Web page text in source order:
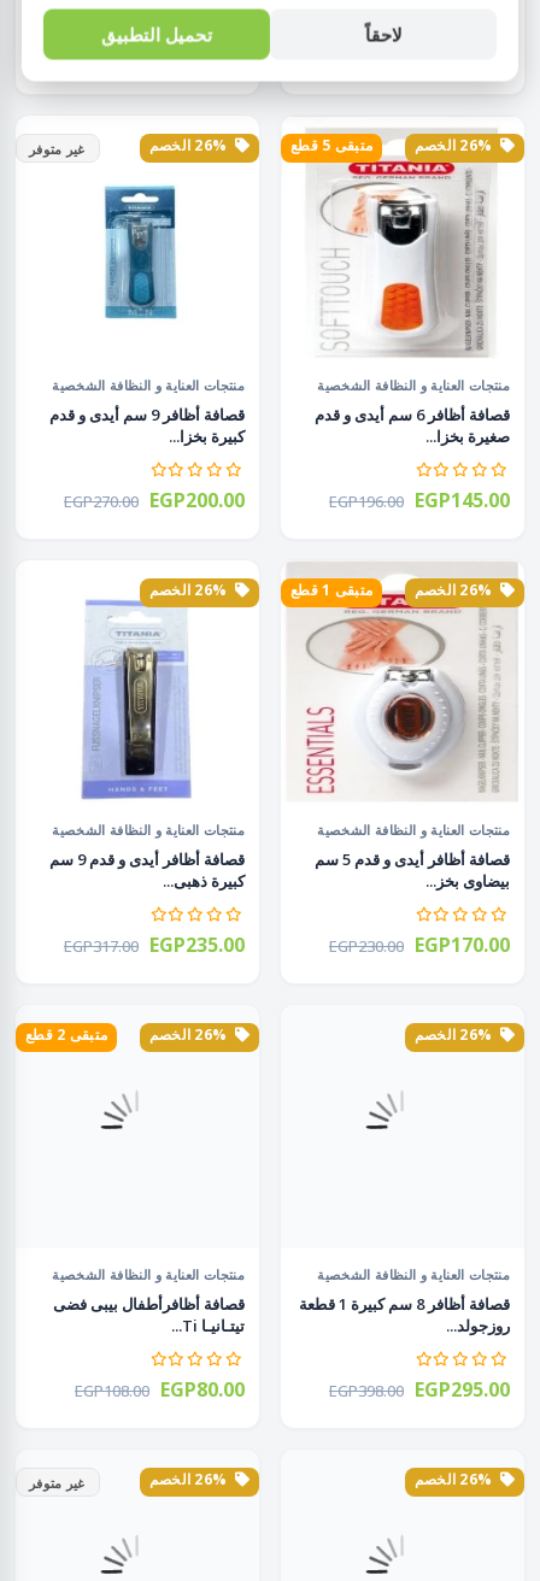
EGP371.00 EGP275.00
متبقى 5 قطع
منتجات العناية و النظافة الشخصية
قصافة أظافر 6 سم أيدى و قدم
صغيرة بخزا...
EGP196.00 EGP145.00
غير متوفر
منتجات العناية و النظافة الشخصية
قصافة أظافر 9 سم أيدى و قدم
كبيرة بخزا...
EGP270.00 EGP200.00
متبقى 1 قطع
منتجات العناية و النظافة الشخصية
قصافة أظافر أيدى و قدم 5 سم
بيضاوى بخز...
EGP230.00 EGP170.00
منتجات العناية و النظافة الشخصية
قصافة أظافر أيدى و قدم 9 سم
كبيرة ذهبى...
EGP317.00 EGP235.00
منتجات العناية و النظافة الشخصية
قصافة أظافر 8 سم كبيرة 1 قطعة
روزجولد...
EGP398.00 EGP295.00
متبقى 2 قطع
منتجات العناية و النظافة الشخصية
قصافة أظافرأطفال بيبى فضى
تيتـانيـا Ti...
EGP108.00 EGP80.00
غير متوفر
لاحقاً تحميل التطبيق